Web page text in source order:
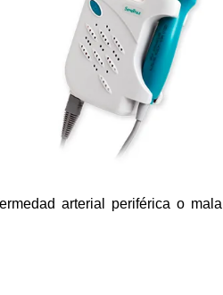
arterial periférica o mala